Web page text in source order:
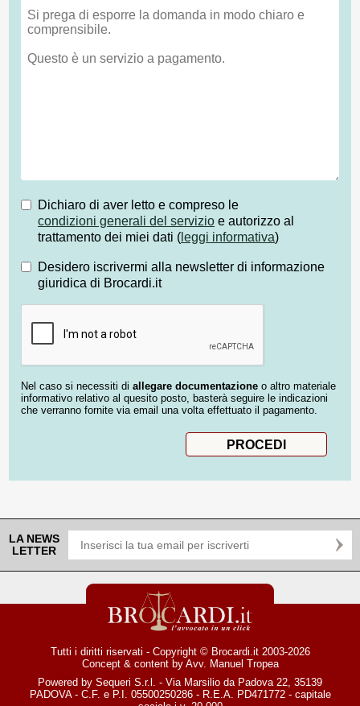
Dichiaro di aver letto e compreso le
condizioni generali del servizio e autorizzo al
trattamento dei miei dati ( leggi informativa)
Desidero iscrivermi alla newsletter di informazione
giuridica di Brocardi.it
Nel caso si necessiti di allegare documentazione o altro materiale
informativo relativo al quesito posto, basterà seguire le indicazioni
che verranno fornite via email una volta effettuato il pagamento.
LA NEWS
LETTER
Tutti i diritti riservati - Copyright © Brocardi.it 2003-2026
Concept & content by Avv. Manuel Tropea
Powered by Sequeri S.r.l. - Via Marsilio da Padova 22, 35139
PADOVA - C.F. e P.I. 05500250286 - R.E.A. PD471772 - capitale